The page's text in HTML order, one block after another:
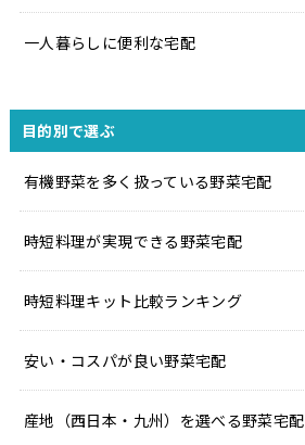
一人暮らしに便利な宅配
目的別で選ぶ
有機野菜を多く扱っている野菜宅配
時短料理が実現できる野菜宅配
時短料理キット比較ランキング
安い・コスパが良い野菜宅配
産地（西日本・九州）を選べる野菜宅配